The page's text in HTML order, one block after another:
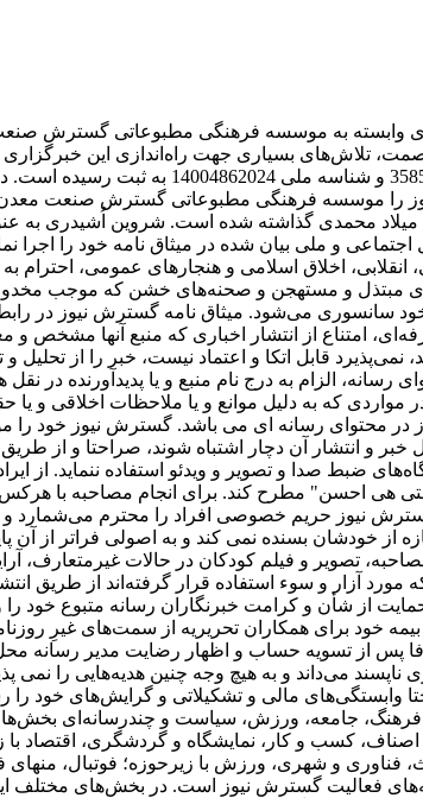
وابسته به موسسه فرهنگی مطبوعاتی گسترش
تلاش‌های بسیاری جهت راه‌اندازی این
را موسسه فرهنگی مطبوعاتی گسترش صنعت معدن
محمدی گذاشته شده است. شروین اُشیدری به
و ملی بیان شده در میثاق نامه خود را اجرا
انقلابی، اخلاق اسلامی و هنجارهای عمومی،
مبتذل و مستهجن و صحنه‌های خشن که موجب
خود سانسوری می‌شود. میثاق نامه گسترش نیوز در
امتناع از انتشار اخباری که منبع آنها
نمی‌پذیرد قابل اتکا و اعتماد نیست، خبر را از
رسانه، الزام به درج نام منبع و یا پدیدآورنده
مواردی که به دلیل موانع و یا ملاحظات اخلاقی و
محتوای رسانه ای می باشد. گسترش نیوز خود را
و انتشار آن دچار اشتباه شوند، صراحتا و از
ضبط صدا و تصویر و ویدئو استفاده ننماید. از
هی احسن" مطرح کند. برای انجام مصاحبه با هرکس
نیوز حریم خصوصی افراد را محترم می‌شمارد و
از خودشان بسنده نمی کند و به اصولی فراتر از
تصویر و فیلم کودکان در حالات
مورد آزار و سوء استفاده قرار گرفته‌اند از طریق
از شأن و کرامت خبرنگاران رسانه متبوع خود را
خود برای همکاران تحریریه از سمت‌های غیرِ
پس از تسویه‌ حساب و اظهار رضایت مدیر رسانه محل
می‌داند و به ‌هیچ ‌وجه چنین هدیه‌هایی را نمی
مالی و تشکیلاتی و گرایش‌های خود را
فرهنگ، جامعه، ورزش، سیاست و چندرسانه‌ای
اصناف، کسب و کار، نمایشگاه و گردشگری، اقتصاد
فناوری و شهری، ورزش با زیرحوزه؛ فوتبال،
فعالیت گسترش نیوز است. در بخش‌های مختلف